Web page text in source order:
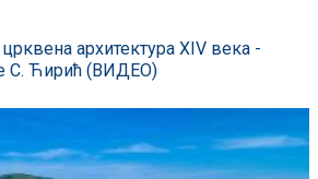
архитектура XIV века -
С. Ћирић (ВИДЕО)